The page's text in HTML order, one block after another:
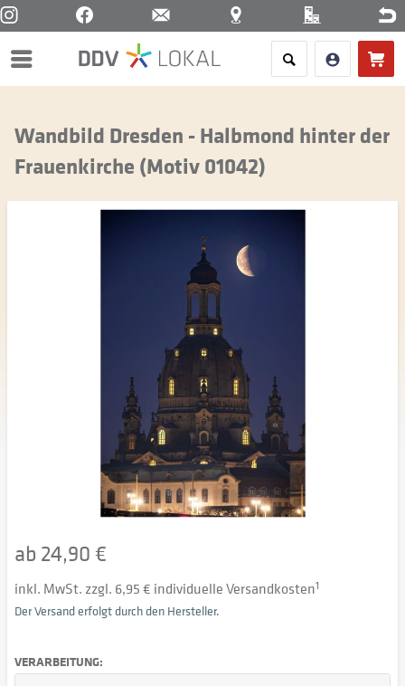
Menü
Wandbild Dresden - Halbmond hinter der
Frauenkirche (Motiv 01042)
ab 24,90 €
inkl. MwSt. zzgl. 6,95 € individuelle Versandkosten1
Der Versand erfolgt durch den Hersteller.
VERARBEITUNG: